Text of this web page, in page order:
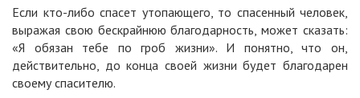
Если кто-либо спасет утопающего, то спасенный человек,
выражая свою бескрайнюю благодарность, может сказать:
«Я обязан тебе по гроб жизни». И понятно, что он,
действительно, до конца своей жизни будет благодарен
своему спасителю.